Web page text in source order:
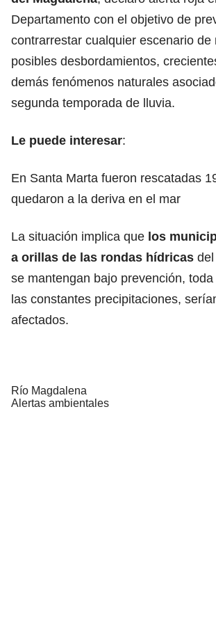
Departamento con el objetivo de
contrarrestar cualquier escenario de
posibles desbordamientos,
demás fenómenos naturales
segunda temporada de lluvia.
Le puede interesar:
En Santa Marta fueron rescatadas
quedaron a la deriva en el mar
La situación implica que los
a orillas de las rondas hídricas
se mantengan bajo prevención,
las constantes precipitaciones,
afectados.
Río Magdalena
Alertas ambientales